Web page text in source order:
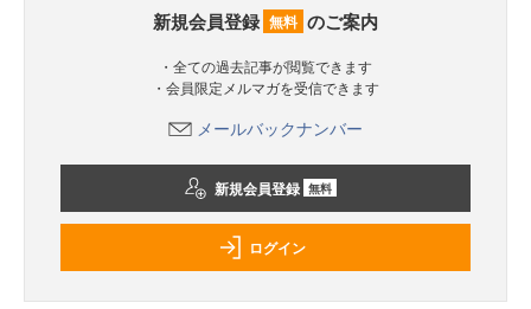
新規会員登録 無料 のご案内
・全ての過去記事が閲覧できます
・会員限定メルマガを受信できます
メールバックナンバー
新規会員登録 無料
ログイン